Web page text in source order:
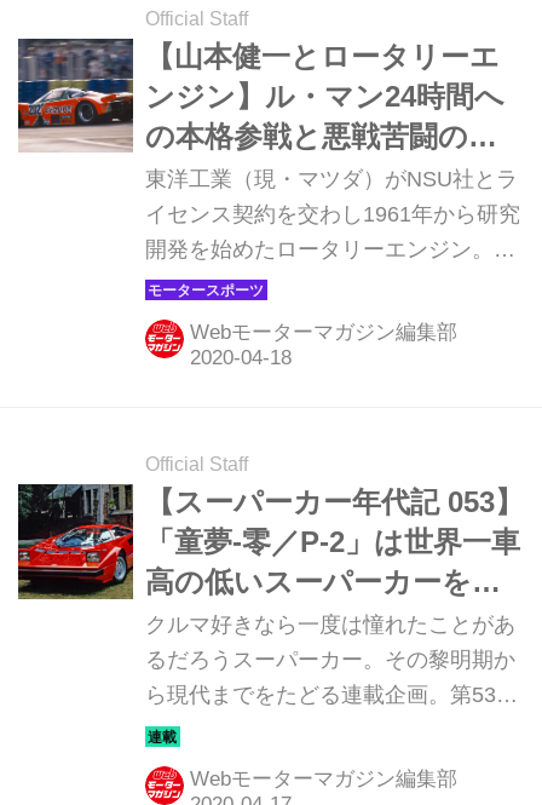
開発を託されたのが、気鋭のエンジニ
ア山本健一氏だった。この連載ではそ
の開発過程から1991年のマツダ787B
によるル・マン24時間制覇までを、マ
ツダOBの小早川隆治さんの話に基づ
いて辿ってみる。
Official Staff
【山本健一とロータリーエ
ンジン】ル・マン24時間へ
の本格参戦と悪戦苦闘の
日々［第8回］
東洋工業（現・マツダ）がNSU社とラ
イセンス契約を交わし1961年から研究
開発を始めたロータリーエンジン。
1951年にフェリックス・ヴァンケル博
士が発明したもので、「夢のエンジ
ン」とまで言われたが、実際には未完
開発を託されたのが、気鋭のエンジニ
ア山本健一氏だった。この連載ではそ
の開発過程から1991年のマツダ787B
によるル・マン24時間制覇までを、マ
ツダOBの小早川隆治さんの話に基づ
いて辿ってみる。
Webモーターマガジン編集部
Official Staff
【スーパーカー年代記 053】
「童夢-零／P-2」は世界一車
高の低いスーパーカーを目
指した
クルマ好きなら一度は憧れたことがあ
るだろうスーパーカー。その黎明期か
ら現代までをたどる連載企画。第53回
は「童夢-零／P-2」だ。
Webモーターマガジン編集部